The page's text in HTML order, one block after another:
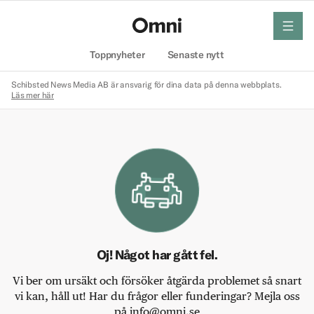
Toppnyheter Senaste nytt
meny
Schibsted News Media AB är ansvarig för dina data på denna webbplats.
Läs mer här
Oj! Något har gått fel.
Vi ber om ursäkt och försöker åtgärda problemet så snart
vi kan, håll ut! Har du frågor eller funderingar? Mejla oss